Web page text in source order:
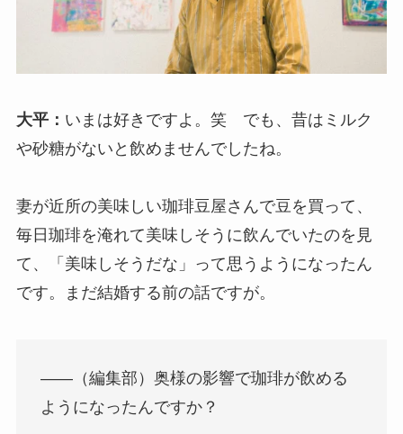
大平： いまは好きですよ。笑 でも、昔はミルク
や砂糖がないと飲めませんでしたね。
妻が近所の美味しい珈琲豆屋さんで豆を買って、
毎日珈琲を淹れて美味しそうに飲んでいたのを見
て、「美味しそうだな」って思うようになったん
です。まだ結婚する前の話ですが。
――（編集部）奥様の影響で珈琲が飲める
ようになったんですか？